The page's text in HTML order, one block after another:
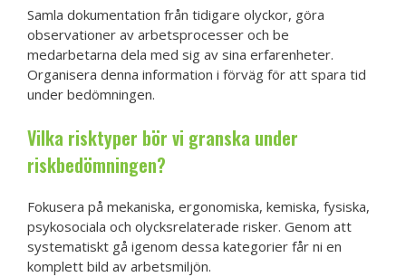
Samla dokumentation från tidigare olyckor, göra
observationer av arbetsprocesser och be
medarbetarna dela med sig av sina erfarenheter.
Organisera denna information i förväg för att spara tid
under bedömningen.
Vilka risktyper bör vi granska under
riskbedömningen?
Fokusera på mekaniska, ergonomiska, kemiska, fysiska,
psykosociala och olycksrelaterade risker. Genom att
systematiskt gå igenom dessa kategorier får ni en
komplett bild av arbetsmiljön.